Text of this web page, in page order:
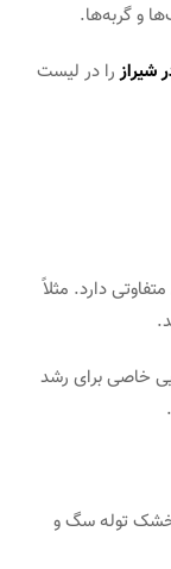
و گربه‌ها.
شیرازرا در لیست
دارد. مثلاً
خاصی برای رشد
خشک توله سگ و